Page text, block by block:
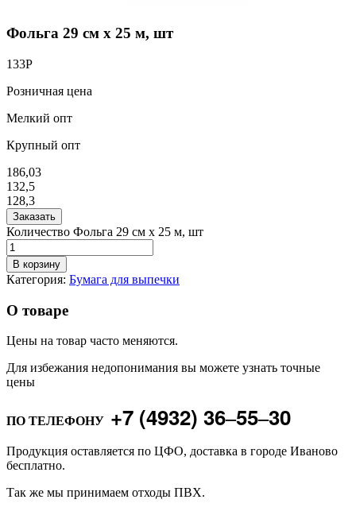
Фольга 29 см х 25 м, шт
133Р
Розничная цена
Мелкий опт
Крупный опт
186,03
132,5
128,3
Заказать
Количество Фольга 29 см х 25 м, шт
В корзину
Категория: Бумага для выпечки
О товаре
Цены на товар часто меняются.
Для избежания недопонимания вы можете узнать точные
цены
ПО ТЕЛЕФОНУ +7 (4932) 36‒55‒30
Продукция оставляется по ЦФО, доставка в городе Иваново
бесплатно.
Так же мы принимаем отходы ПВХ.